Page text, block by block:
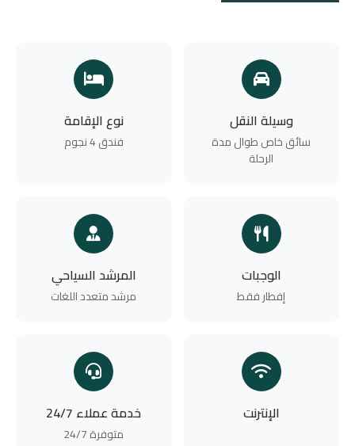
وسيلة النقل
سائق خاص طوال مدة
الرحلة
نوع الإقامة
فندق 4 نجوم
الوجبات
إفطار فقط
المرشد السياحي
مرشد متعدد اللغات
الإنترنت خدمة عملاء 24/7
متوفرة 24/7